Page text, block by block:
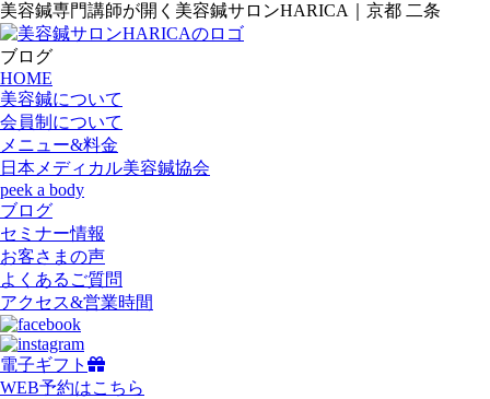
美容鍼専門講師が開く美容鍼サロンHARICA｜京都 二条
ブログ
HOME
美容鍼について
会員制について
メニュー&料金
日本メディカル美容鍼協会
peek a body
ブログ
セミナー情報
お客さまの声
よくあるご質問
アクセス&営業時間
電子ギフト
WEB予約はこちら